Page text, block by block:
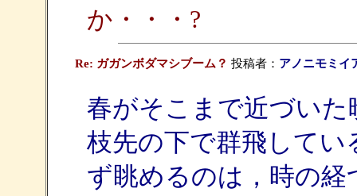
か・・・?
Re: ガガンボダマシブーム？ 投稿者： アノニモミイ
春がそこまで近づい
枝先の下で群飛して
ず眺めるのは，時の